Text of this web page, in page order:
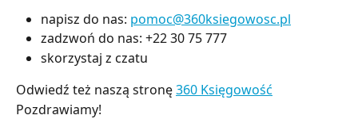
napisz do nas: pomoc@360ksiegowosc.pl
zadzwoń do nas: +22 30 75 777
skorzystaj z czatu
Odwiedź też naszą stronę360 Księgowość
Pozdrawiamy!